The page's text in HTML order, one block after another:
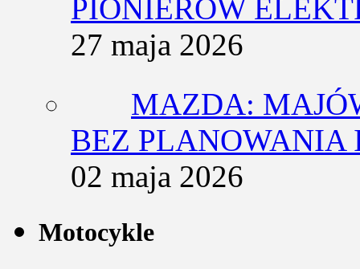
PIONIERÓW
27 maja 2026
MAZDA:
BEZ PLANOWANIA
02 maja 2026
Motocykle